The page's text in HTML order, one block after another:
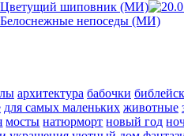
архитектура бабочки
для самых маленьких животные
мосты натюрморт новый год